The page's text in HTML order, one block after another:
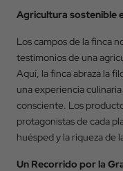
Volver
Llegada
Agricultura sostenible
Los campos de la finca
testimonios de una
Aquí, la finca abraza la
una experiencia
consciente. Los
protagonistas de cada
huésped y la riqueza de
Un Recorrido por la